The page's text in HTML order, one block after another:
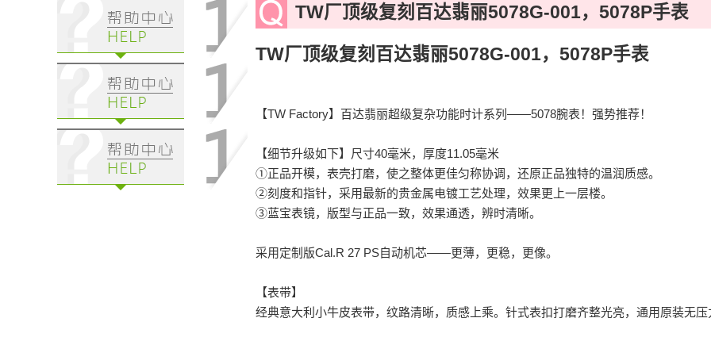
TW厂顶级复刻百达翡丽5078G-001，5078P手表
TW厂顶级复刻百达翡丽5078G-001，5078P手表
【TW Factory】百达翡丽超级复杂功能时计系列——5078腕表！强势推荐！
【细节升级如下】尺寸40毫米，厚度11.05毫米
①正品开模，表壳打磨，使之整体更佳匀称协调，还原正品独特的温润质感。
②刻度和指针，采用最新的贵金属电镀工艺处理，效果更上一层楼。
③蓝宝表镜，版型与正品一致，效果通透，辨时清晰。
采用定制版Cal.R 27 PS自动机芯——更薄，更稳，更像。
【表带】
经典意大利小牛皮表带，纹路清晰，质感上乘。针式表扣打磨齐整光亮，通用原装无压